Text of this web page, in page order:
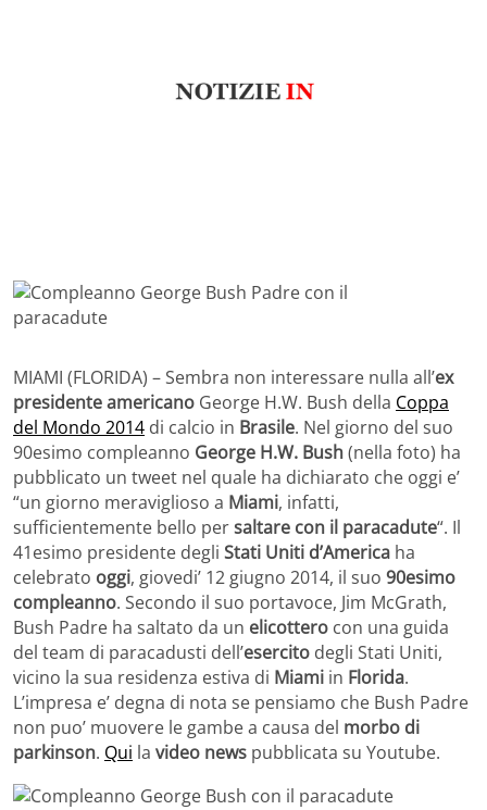
MIAMI (FLORIDA) – Sembra non interessare nulla all’ex
presidente americano George H.W. Bush della Coppa
del Mondo 2014 di calcio in Brasile. Nel giorno del suo
90esimo compleanno George H.W. Bush(nella foto) ha
pubblicato un tweet nel quale ha dichiarato che oggi e’
“un giorno meraviglioso a Miami, infatti,
sufficientemente bello persaltare con il paracadute“. Il
41esimo presidente degli Stati Uniti d’America ha
celebrato oggi, giovedi’ 12 giugno 2014, il suo 90esimo
compleanno. Secondo il suo portavoce, Jim McGrath,
Bush Padre ha saltato da un elicottero con una guida
del team di paracadusti dell’esercito degli Stati Uniti,
vicino la sua residenza estiva di Miami in Florida.
L’impresa e’ degna di nota se pensiamo che Bush Padre
non puo’ muovere le gambe a causa del morbo di
parkinson. Qui la video news pubblicata su Youtube.